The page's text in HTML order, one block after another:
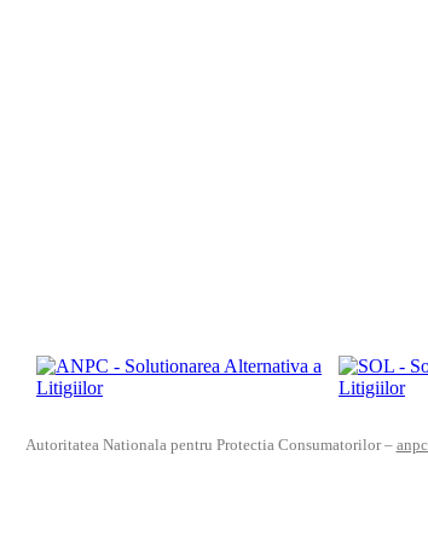
Autoritatea Nationala pentru Protectia Consumatorilor –